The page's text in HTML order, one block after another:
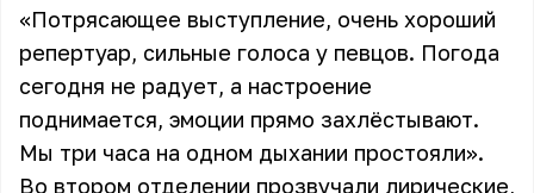
«Потрясающее выступление, очень хороший
репертуар, сильные голоса у певцов. Погода
сегодня не радует, а настроение
поднимается, эмоции прямо захлёстывают.
Мы три часа на одном дыхании простояли».
Во втором отделении прозвучали лирические,